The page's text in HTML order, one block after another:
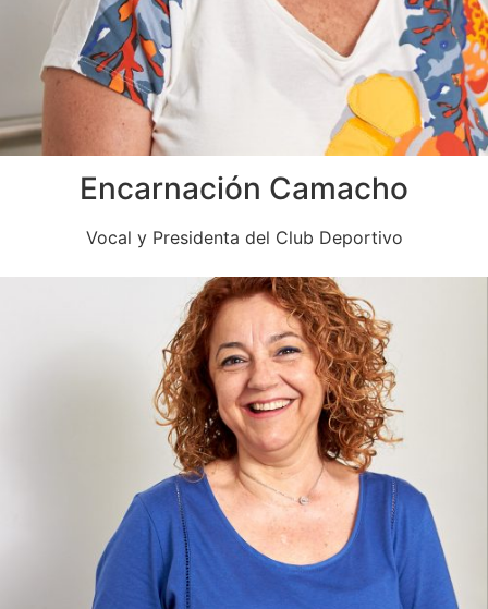
Encarnación Camacho
Vocal y Presidenta del Club Deportivo